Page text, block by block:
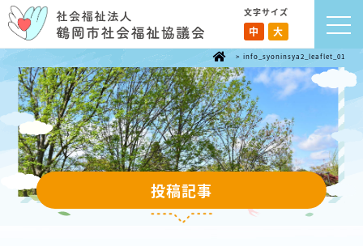
文字サイズ
中 大
> info_syoninsya2_leaflet_01
投稿記事